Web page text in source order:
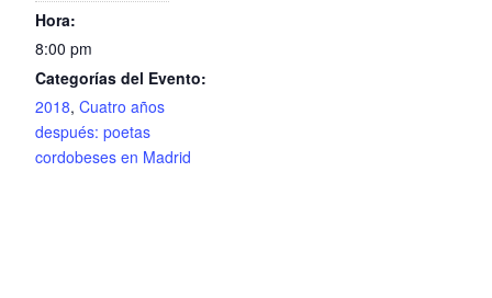
Hora:
8:00 pm
Categorías del Evento:
2018, Cuatro años
después: poetas
cordobeses en Madrid